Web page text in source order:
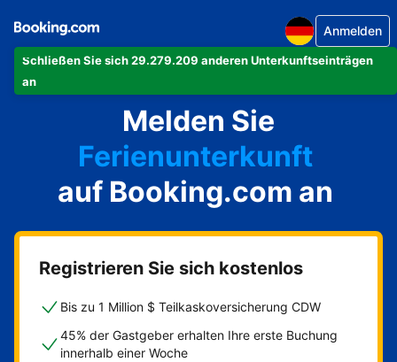
Schließen Sie sich 29.279.209 anderen Unterkunftseinträgen
an
Anmelden
Melden Sie
Ihr Hotel
Ferienunterkunft
Ihre Pension
Ihr Bed & Breakfast
auf Booking.com an
Registrieren Sie sich kostenlos
Bis zu 1 Million $ Teilkaskoversicherung CDW
45% der Gastgeber erhalten Ihre erste Buchung
innerhalb einer Woche